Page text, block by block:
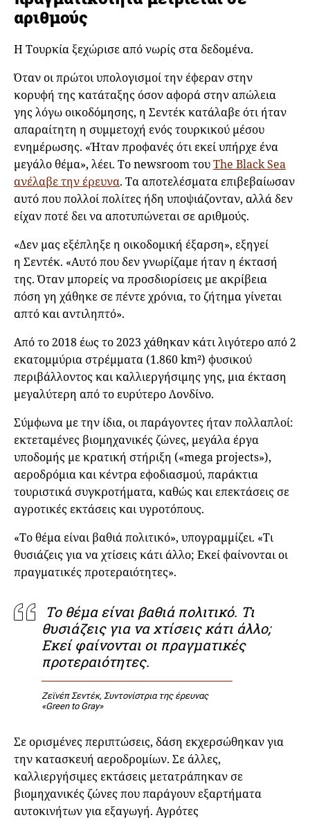
αριθμούς
Η Τουρκία ξεχώρισε από νωρίς στα δεδομένα.
Όταν οι πρώτοι υπολογισμοί την έφεραν στην
κορυφή της κατάταξης όσον αφορά στην απώλεια
γης λόγω οικοδόμησης, η Σεντέκ κατάλαβε ότι ήταν
απαραίτητη η συμμετοχή ενός τουρκικού μέσου
ενημέρωσης. «Ήταν προφανές ότι εκεί υπήρχε ένα
μεγάλο θέμα», λέει. Το newsroom τουThe Black Sea
ανέλαβε την έρευνα. Τα αποτελέσματα επιβεβαίωσαν
αυτό που πολλοί πολίτες ήδη υποψιάζονταν, αλλά δεν
είχαν ποτέ δει να αποτυπώνεται σε αριθμούς.
«Δεν μας εξέπληξε η οικοδομική έξαρση», εξηγεί
η Σεντέκ. «Αυτό που δεν γνωρίζαμε ήταν η έκτασή
της. Όταν μπορείς να προσδιορίσεις με ακρίβεια
πόση γη χάθηκε σε πέντε χρόνια, το ζήτημα γίνεται
απτό και αντιληπτό».
Από το 2018 έως το 2023 χάθηκαν κάτι λιγότερο από 2
εκατομμύρια στρέμματα (1.860 km²) φυσικού
περιβάλλοντος και καλλιεργήσιμης γης, μια έκταση
μεγαλύτερη από το ευρύτερο Λονδίνο.
Σύμφωνα με την ίδια, οι παράγοντες ήταν πολλαπλοί:
εκτεταμένες βιομηχανικές ζώνες, μεγάλα έργα
υποδομής με κρατική στήριξη («mega projects»),
αεροδρόμια και κέντρα εφοδιασμού, παράκτια
τουριστικά συγκροτήματα, καθώς και επεκτάσεις σε
αγροτικές εκτάσεις και υγροτόπους.
«Το θέμα είναι βαθιά πολιτικό», υπογραμμίζει. «Τι
θυσιάζεις για να χτίσεις κάτι άλλο; Εκεί φαίνονται οι
πραγματικές προτεραιότητες».
Το θέμα είναι βαθιά πολιτικό. Τι
θυσιάζεις για να χτίσεις κάτι άλλο;
Εκεί φαίνονται οι πραγματικές
προτεραιότητες.
Ζεϊνέπ Σεντέκ, Συντονίστρια της έρευνας
«Green to Gray»
Σε ορισμένες περιπτώσεις, δάση εκχερσώθηκαν για
την κατασκευή αεροδρομίων. Σε άλλες,
καλλιεργήσιμες εκτάσεις μετατράπηκαν σε
βιομηχανικές ζώνες που παράγουν εξαρτήματα
αυτοκινήτων για εξαγωγή. Αγρότες